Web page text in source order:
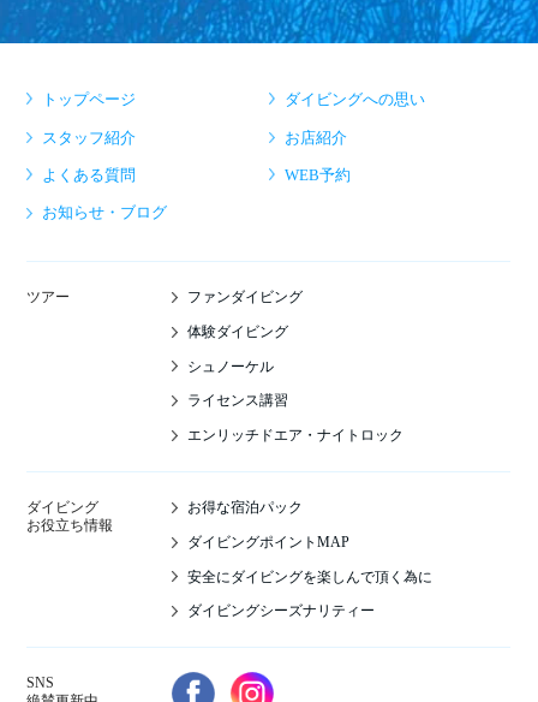
トップページ ダイビングへの思い
スタッフ紹介 お店紹介
よくある質問 WEB予約
お知らせ・ブログ
ツアー ファンダイビング
体験ダイビング
シュノーケル
ライセンス講習
エンリッチドエア・ナイトロック
ダイビング
お役立ち情報
お得な宿泊パック
ダイビングポイントMAP
安全にダイビングを楽しんで頂く為に
ダイビングシーズナリティー
SNS